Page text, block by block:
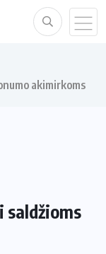
akimirkoms
saldžioms